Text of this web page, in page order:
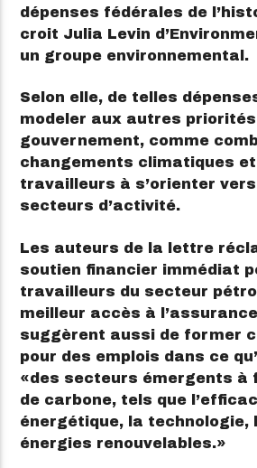
dépenses fédérales de
croit Julia Levin d’
un groupe environnemental.
Selon elle, de telles
modeler aux autres priorités
gouvernement, comme
changements climatiques
travailleurs à s’orienter vers
secteurs d’activité.
Les auteurs de la lettre
soutien financier immédiat
travailleurs du secteur
meilleur accès à
suggèrent aussi de former
pour des emplois dans ce
des secteurs émergents à
de carbone, tels que
énergétique, la technologie,
énergies renouvelables.